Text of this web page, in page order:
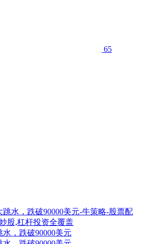
65
，跌破90000美元